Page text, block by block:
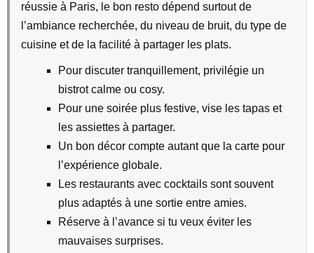
réussie à Paris, le bon resto dépend surtout de
l’ambiance recherchée, du niveau de bruit, du type de
cuisine et de la facilité à partager les plats.
Pour discuter tranquillement, privilégie un
bistrot calme ou cosy.
Pour une soirée plus festive, vise les tapas et
les assiettes à partager.
Un bon décor compte autant que la carte pour
l’expérience globale.
Les restaurants avec cocktails sont souvent
plus adaptés à une sortie entre amies.
Réserve à l’avance si tu veux éviter les
mauvaises surprises.